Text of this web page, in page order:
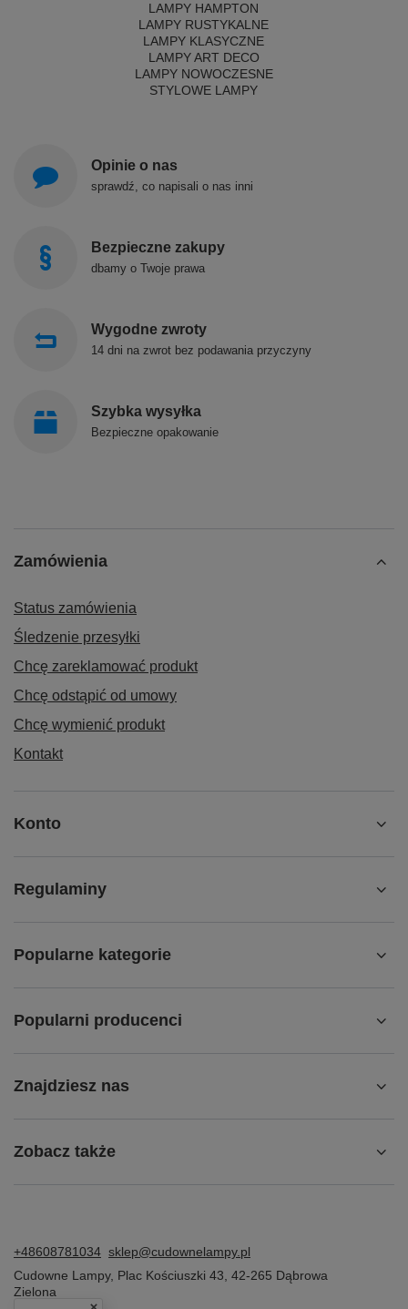
LAMPY HAMPTON
LAMPY RUSTYKALNE
LAMPY KLASYCZNE
LAMPY ART DECO
LAMPY NOWOCZESNE
STYLOWE LAMPY
Opinie o nas
sprawdź, co napisali o nas inni
Bezpieczne zakupy
dbamy o Twoje prawa
Wygodne zwroty
14 dni na zwrot bez podawania przyczyny
Szybka wysyłka
Bezpieczne opakowanie
Zamówienia
Status zamówienia
Śledzenie przesyłki
Chcę zareklamować produkt
Chcę odstąpić od umowy
Chcę wymienić produkt
Kontakt
Konto
Regulaminy
Popularne kategorie
Popularni producenci
Znajdziesz nas
Zobacz także
+48608781034 sklep@cudownelampy.pl
Cudowne Lampy, Plac Kościuszki 43 42-265 Dąbrowa
Zielona